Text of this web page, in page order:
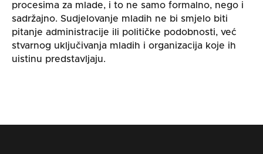
procesima za mlade, i to ne samo formalno, nego i
sadržajno. Sudjelovanje mladih ne bi smjelo biti
pitanje administracije ili političke podobnosti, već
stvarnog uključivanja mladih i organizacija koje ih
uistinu predstavljaju.